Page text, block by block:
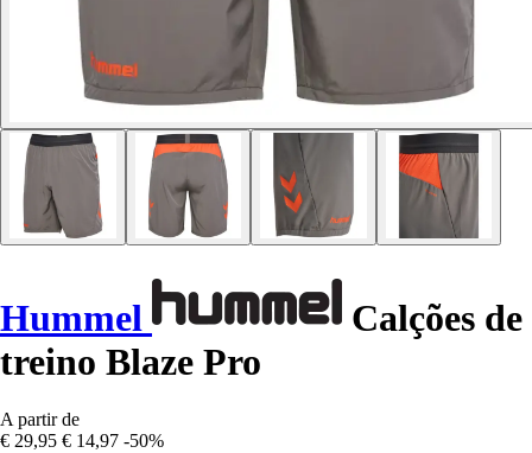
Hummel
Calções de
treino Blaze Pro
A partir de
€ 29,95 € 14,97 -50%